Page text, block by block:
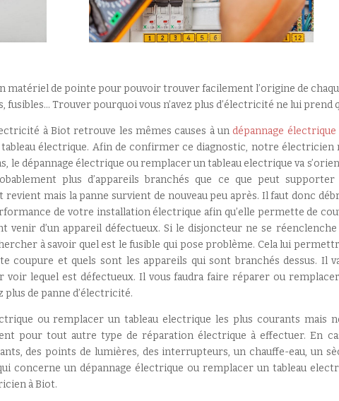
matériel de pointe pour pouvoir trouver facilement l’origine de
Trouver pourquoi vous n’avez plus d’électricité ne lui prend
à Biot retrouve les mêmes causes à un dépannage électrique
électrique. Afin de confirmer ce diagnostic, notre
le dépannage électrique ou remplacer un tableau electrique va
plus d’appareils branchés que ce que peut
mais la panne survient de nouveau peu après. Il faut donc
de votre installation électrique afin qu’elle permette de
venir d’un appareil défectueux. Si le disjoncteur ne se réenclenche
à savoir quel est le fusible qui pose problème. Cela lui
coupure et quels sont les appareils qui sont branchés dessus. Il
voir lequel est défectueux. Il vous faudra faire réparer ou
de panne d’électricité.
ou remplacer un tableau electrique les plus courants mais
pour tout autre type de réparation électrique à effectuer. En
des points de lumières, des interrupteurs, un chauffe-eau, un
concerne un dépannage électrique ou remplacer un tableau
à Biot.